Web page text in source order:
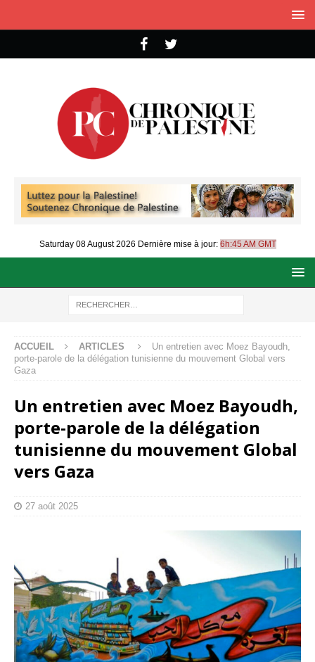
Saturday 08 August 2026 Dernière mise à jour: 6h:45 AM GMT
ACCUEIL ARTICLES
Un entretien avec Moez Bayoudh,
porte-parole de la délégation tunisienne du mouvement Global vers
Gaza
Un entretien avec Moez Bayoudh,
porte-parole de la délégation
tunisienne du mouvement Global
vers Gaza
27 août 2025